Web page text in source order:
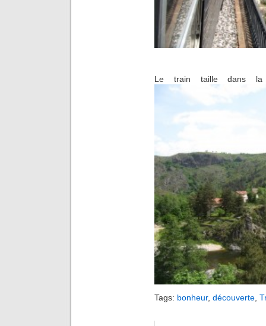
Le train taille dans
Tags: bonheur, découverte